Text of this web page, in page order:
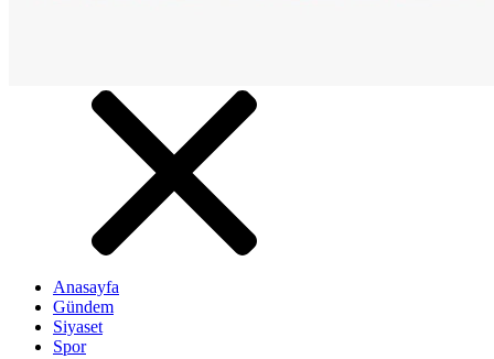
Anasayfa
Gündem
Siyaset
Spor